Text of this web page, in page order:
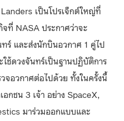
เป็นโปรเจ็กต์ใหญ่ที่
จที่ NASA ประกาศว่าจะ
ร์ และส่งนักบินอวกาศ 1 คู่ไป
ช้ดวงจันทร์เป็นฐานปฏิบัติการ
จอวกาศต่อไปด้วย ทั้งในครั้งนี้
กชน 3 เจ้า อย่าง SpaceX,
มาร่วมออกแบบและ